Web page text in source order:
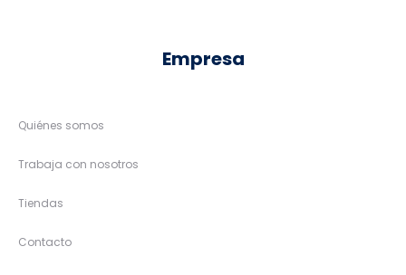
Empresa
Quiénes somos
Trabaja con nosotros
Tiendas
Contacto